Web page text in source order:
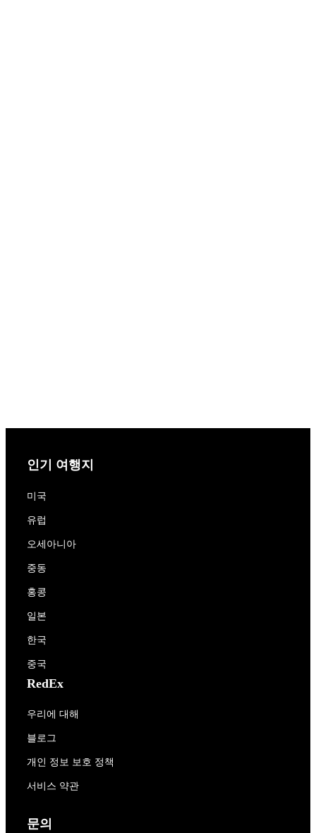
인기 여행지
미국
유럽
오세아니아
중동
홍콩
일본
한국
중국
RedEx
우리에 대해
블로그
개인 정보 보호 정책
서비스 약관
문의